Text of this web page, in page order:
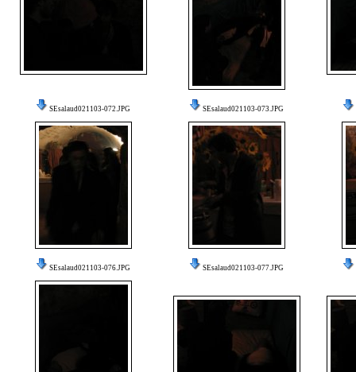
SEsalaud021103-072.JPG SEsalaud021103-073.JPG
SEsalaud021103-076.JPG SEsalaud021103-077.JPG